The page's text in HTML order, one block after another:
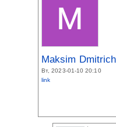
Maksim
Вт, 2023-01-10 20:10
link